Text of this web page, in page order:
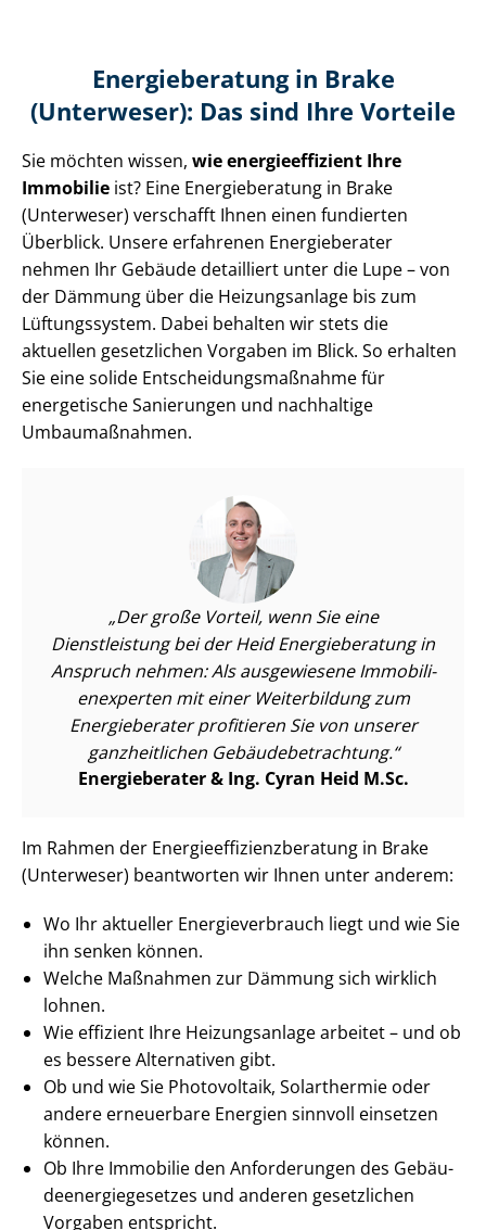
Energieberatung in Brake
(Unterweser): Das sind Ihre Vorteile
Sie möchten wissen, wie en­er­gie­ef­fi­zi­ent Ihre
Immobilie ist? Eine Energieberatung in Brake
(Unterweser) verschafft Ihnen einen fundierten
Überblick. Unsere erfahrenen Energieberater
nehmen Ihr Gebäude detailliert unter die Lupe – von
der Dämmung über die Heizungsanlage bis zum
Lüftungssystem. Dabei behalten wir stets die
aktuellen gesetzlichen Vorgaben im Blick. So erhalten
Sie eine solide Ent­schei­dungs­maß­nah­me für
energetische Sanierungen und nachhaltige
Umbaumaßnahmen.
Der große Vorteil, wenn Sie eine
Dienstleistung bei der Heid Energieberatung in
Anspruch nehmen: Als ausgewiesene Im­mo­bi­li­
en­ex­per­ten mit einer Weiterbildung zum
Energieberater profitieren Sie von unserer
ganzheitlichen Ge­bäu­de­be­trach­tung.
Energieberater & Ing. Cyran Heid M.Sc.
Im Rahmen der En­er­gie­ef­fi­zi­enz­be­ra­tung in Brake
(Unterweser) beantworten wir Ihnen unter anderem:
Wo Ihr aktueller En­er­gie­ver­brauch liegt und wie Sie
ihn senken können.
Welche Maßnahmen zur Dämmung sich wirklich
lohnen.
Wie effizient Ihre Heizungsanlage arbeitet – und ob
es bessere Alternativen gibt.
Ob und wie Sie Photovoltaik, Solarthermie oder
andere erneuerbare Energien sinnvoll einsetzen
können.
Ob Ihre Immobilie den Anforderungen des Ge­bäu­
de­en­er­gie­ge­set­zes und anderen gesetzlichen
Vorgaben entspricht.